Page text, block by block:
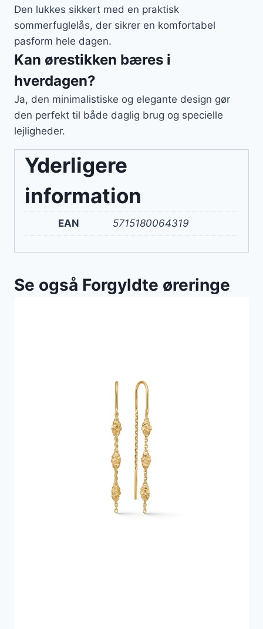
Den lukkes sikkert med en praktisk
sommerfuglelås, der sikrer en komfortabel
pasform hele dagen.
Kan ørestikken bæres i
hverdagen?
Ja, den minimalistiske og elegante design gør
den perfekt til både daglig brug og specielle
lejligheder.
Yderligere
information
EAN 5715180064319
Se også Forgyldte øreringe